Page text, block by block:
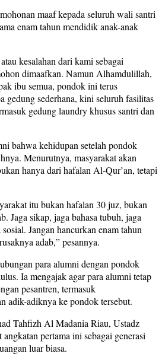
maaf kepada seluruh wali santri
enam tahun mendidik anak-anak
kesalahan dari kami sebagai
dimaafkan. Namun Alhamdulillah,
ibu semua, pondok ini terus
gedung sederhana, kini seluruh fasilitas
gedung laundry khusus santri dan
bahwa kehidupan setelah pondok
Menurutnya, masyarakat akan
hanya dari hafalan Al-Qur’an, tetapi
itu bukan hafalan 30 juz, bukan
Jaga sikap, jaga bahasa tubuh, jaga
Jangan hancurkan enam tahun
adab,” pesannya.
para alumni dengan pondok
Ia mengajak agar para alumni tetap
pesantren, termasuk
adik-adiknya ke pondok tersebut.
Tahfizh Al Madania Riau, Ustadz
pertama ini sebagai generasi
luar biasa.